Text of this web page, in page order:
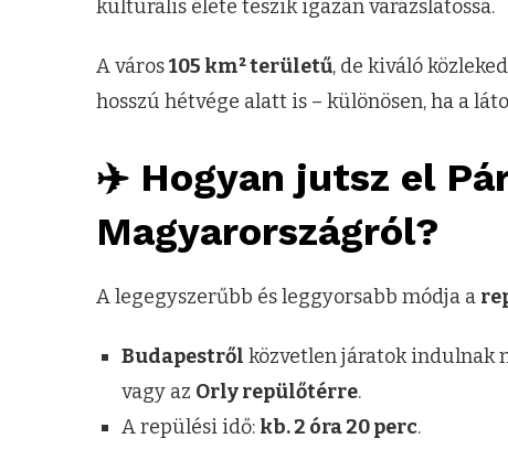
kulturális élete teszik igazán varázslatossá.
A város105 km² területű, de kiváló
hosszú hétvége alatt is – különösen, ha a
✈️ Hogyan jutsz el
Magyarországról?
A legegyszerűbb és leggyorsabb módja a
Budapestről közvetlen járatok indulnak
vagy az Orly repülőtérre.
A repülési idő: kb. 2 óra 20 perc.